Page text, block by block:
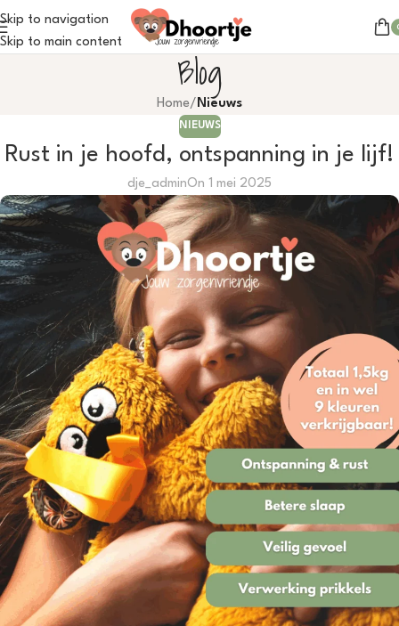
Skip to navigation
Skip to main content
Blog
Home/ Nieuws
NIEUWS
Rust in je hoofd, ontspanning in je lijf!
dje_adminOn 1 mei 2025